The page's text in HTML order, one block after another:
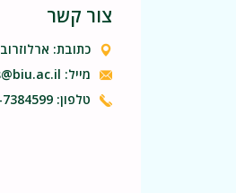
צור קשר
כתובת: ארלוזרוב 107, צפת
מייל: medicine.diabetes@biu.ac.il
טלפון: 03-7384599